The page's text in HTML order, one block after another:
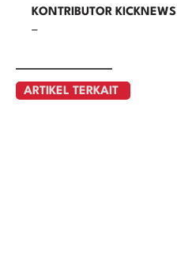
KONTRIBUTOR KICKNEWS
–
ARTIKEL TERKAIT